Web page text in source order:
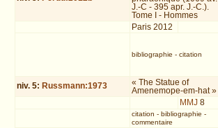
J.-C - 395 apr. J.-C.).
Tome I - Hommes
Paris 2012
bibliographie - citation
niv. 5: Russmann:1973
« The Statue of
Amenemope-em-hat »
MMJ 8
citation - bibliographie -
commentaire